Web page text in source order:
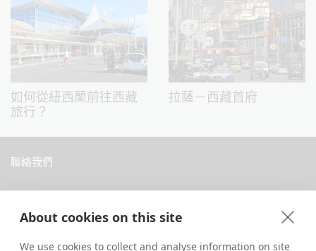
About cookies on this site
We use cookies to collect and analyse information on site
如何從紐西蘭前往西藏
旅行？
拉薩－西藏首府
聯絡我們
中國西藏拉薩當惹路8號 Dava 私人會館
+86 18583346229
inquiry@greattibettour.com